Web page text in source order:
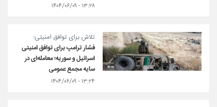
۱۳:۲۸ - ۱۴۰۴/۰۶/۰۹
تلاش برای توافق امنیتی؛
فشار ترامپ برای توافق امنیتی
اسرائیل و سوریه؛ معامله‌ای در
سایه مجمع عمومی
۱۳:۲۴ - ۱۴۰۴/۰۶/۰۹